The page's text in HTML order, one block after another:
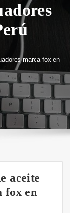
marca fox en
aceite
fox en